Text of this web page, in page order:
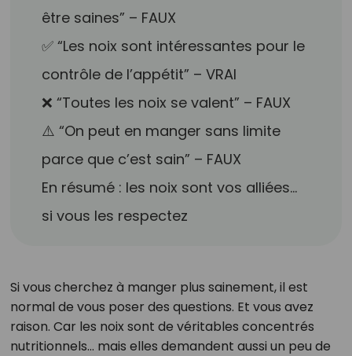
être saines” – FAUX
✅ “Les noix sont intéressantes pour le
contrôle de l’appétit” – VRAI
❌ “Toutes les noix se valent” – FAUX
⚠️ “On peut en manger sans limite
parce que c’est sain” – FAUX
En résumé : les noix sont vos alliées…
si vous les respectez
Si vous cherchez à manger plus sainement, il est
normal de vous poser des questions. Et vous avez
raison. Car les noix sont de véritables concentrés
nutritionnels… mais elles demandent aussi un peu de